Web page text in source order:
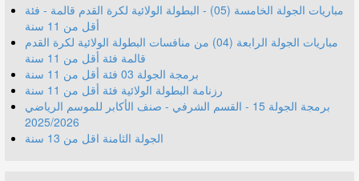
مباريات الجولة الخامسة (05) - البطولة الولائية لكرة القدم قالمة - فئة
أقل من 11 سنة
مباريات الجولة الرابعة (04) من منافسات البطولة الولائية لكرة القدم
قالمة فئة أقل من 11 سنة
برمجة الجولة 03 فئة أقل من 11 سنة
رزنامة البطولة الولائية فئة أقل من 11 سنة
برمجة الجولة 15 - القسم الشرفي - صنف الأكابر للموسم الرياضي
2025/2026
الجولة الثامنة اقل من 13 سنة